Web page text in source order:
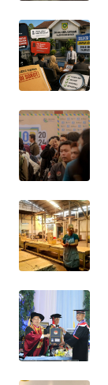
NEWS
METRO
MEDAN
METRO
JAKARTA
NEWS
KRT
NEWS
KARING
NEWS
JURNAL
MARITIM